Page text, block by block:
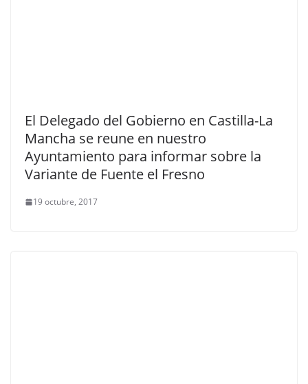
El Delegado del Gobierno en Castilla-La
Mancha se reune en nuestro
Ayuntamiento para informar sobre la
Variante de Fuente el Fresno
19 octubre, 2017